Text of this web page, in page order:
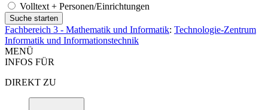
Volltext + Personen/Einrichtungen
Fachbereich 3 - Mathematik und Informatik: Technologie-Zentrum
Informatik und Informationstechnik
MENÜ
INFOS FÜR
DIREKT ZU